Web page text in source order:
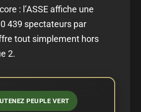
: l’ASSE affiche une
439 spectateurs par
tout simplement hors
2.
PEUPLE VERT